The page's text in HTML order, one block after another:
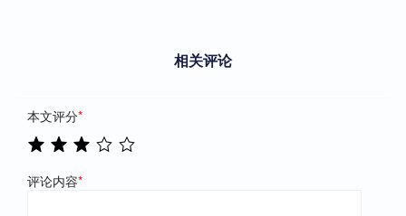
相关评论
本文评分*
评论内容*